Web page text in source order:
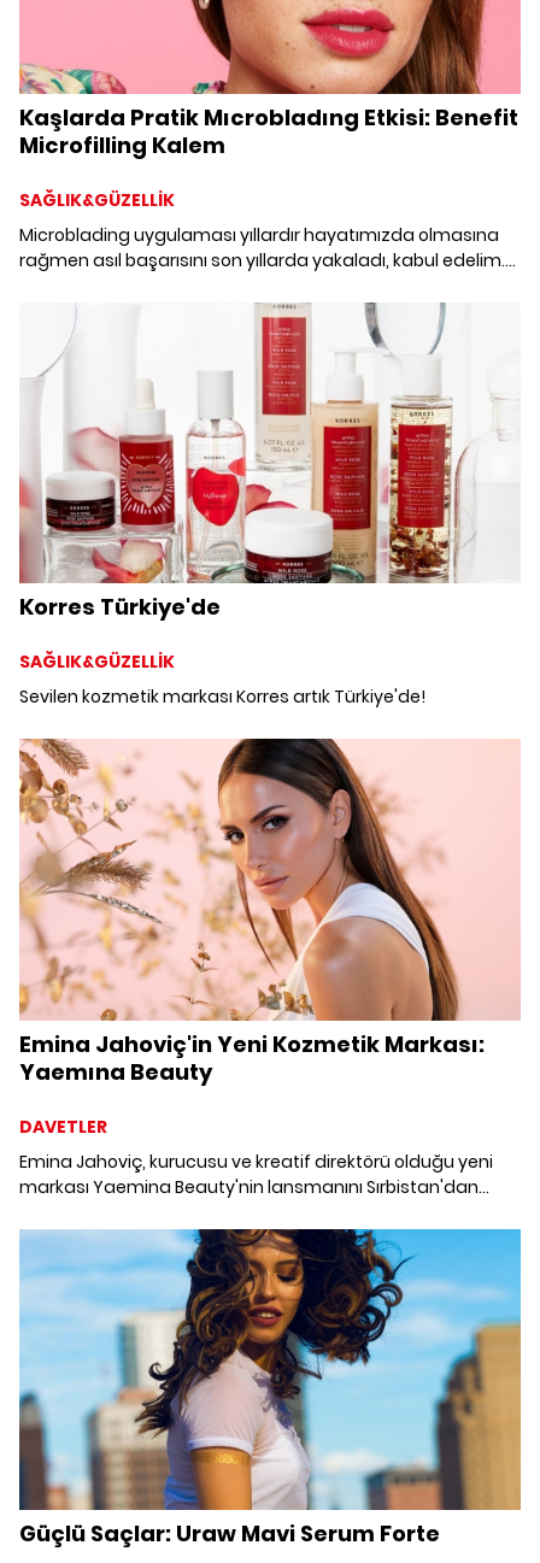
Kaşlarda Pratik Mıcrobladıng Etkisi: Benefit
Microfilling Kalem
SAĞLIK&GÜZELLİK
Microblading uygulaması yıllardır hayatımızda olmasına
rağmen asıl başarısını son yıllarda yakaladı, kabul edelim.
kaşlara sahip olmayı vadeden bu uygulama için saatlerce
beklemeye de gerek yok. Benefit Kozmetik Microfilling kaş
kalemiyle, microblading uygulamasının kurallarını yeniden
yazıyor.
Korres Türkiye'de
SAĞLIK&GÜZELLİK
Sevilen kozmetik markası Korres artık Türkiye'de!
Emina Jahoviç'in Yeni Kozmetik Markası:
Yaemına Beauty
DAVETLER
Emina Jahoviç, kurucusu ve kreatif direktörü olduğu yeni
markası Yaemina Beauty'nin lansmanını Sırbistan'dan
Needed Makyaj Koleksiyonu ile makyaj severlere pratik ve
hızlı makyaj yapmayı vadeden Yaemina Beauty ürünlerinin
yüzde 90'ı vegan içeriğe sahip. 16 kategoride 55 farklı
makyaj ürününe sahip Needed Makyaj Koleksiyonu ilgili
Emina Jahoviç, “Yaptığım her şeyde bir güzellik görüyorum.
Ancak özenle ve sevgiyle yaratılan bir ürün, benim kalbimin
imzasına sahip olabilir. Şu anda yeni bir bebeğim doğmuş
gibi heyecanlı ve duygu doluyum. Ben hayalimi
gerçekleştirdim ve tüm dünya kadınlarını hayat sahneme
davet ediyorum” diyor.
Güçlü Saçlar: Uraw Mavi Serum Forte